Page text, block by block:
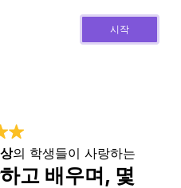
시작
의 학생들이 사랑하는
고 배우며, 몇